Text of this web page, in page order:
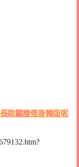
款顯瘦修身韓版呢